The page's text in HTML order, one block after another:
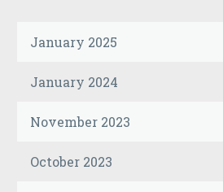
January 2025
January 2024
November 2023
October 2023